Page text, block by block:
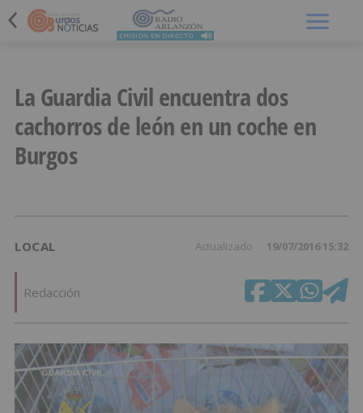
La Guardia Civil encuentra dos
cachorros de león en un coche en
Burgos
LOCAL Actualizado 19/07/2016 15:32
Redacción